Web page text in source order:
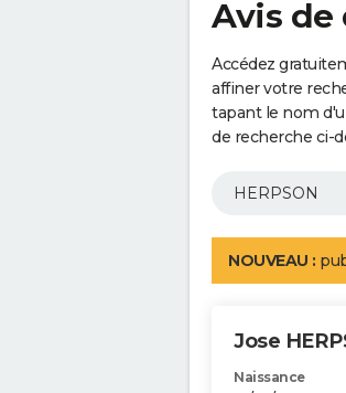
Avis de
Accédez
affiner votre
tapant le nom
de recherche ci-
NOUVEAU :
Jose
Naissance